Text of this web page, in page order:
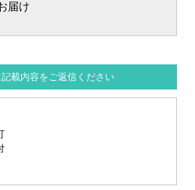
届け
載内容をご返信ください